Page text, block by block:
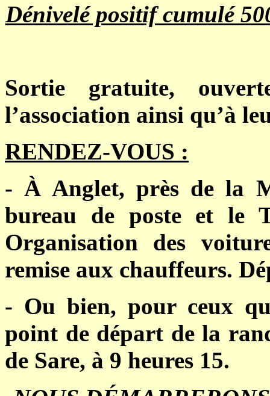
Dénivelé positif cumulé
Sortie gratuite,
l’association ainsi qu’à
RENDEZ-VOUS :
- À Anglet, près de la
bureau de poste et le
Organisation des
remise aux chauffeurs.
- Ou bien, pour ceux
point de départ de la
de Sare, à 9 heures 15.